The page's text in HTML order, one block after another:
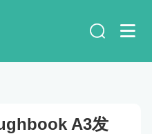
A3发